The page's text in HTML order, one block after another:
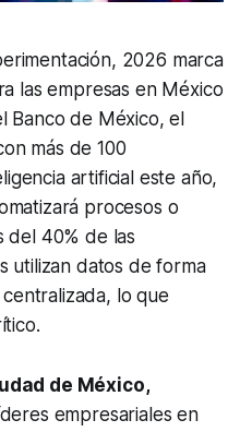
2026 marca
las empresas en México
Banco de México, el
más de 100
artificial este año,
procesos o
del 40% de las
utilizan datos de forma
lo que
de México,
empresariales en